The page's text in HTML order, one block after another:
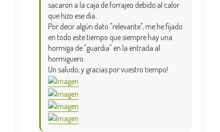
sacaron a la caja de forrajeo debido al calor
que hizo ese día..
Por decir algún dato "relevante", me he fijado
en todo este tiempo que siempre hay una
hormiga de "guardia" en la entrada al
hormiguero.
Un saludo, y gracias por vuestro tiempo!